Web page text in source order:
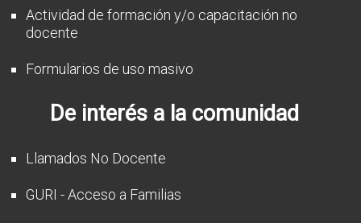
Actividad de formación y/o capacitación no
docente
Formularios de uso masivo
De interés a la comunidad
Llamados No Docente
GURI - Acceso a Familias